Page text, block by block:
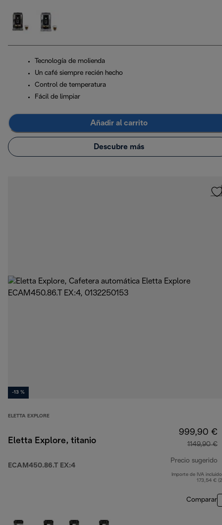
Tecnología de molienda
Un café siempre recién hecho
Control de temperatura
Fácil de limpiar
Añadir al carrito
Descubre más
-13 %
ELETTA EXPLORE
Eletta Explore, titanio
ECAM450.86.T EX:4
999,90 €
1149,90 €
Precio sugerido
Importe de IVA
173,54 €
Comparar